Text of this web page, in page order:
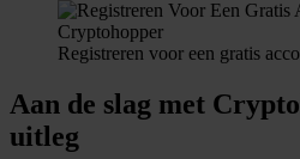
Registreren voor een gratis
Aan de slag met
uitleg